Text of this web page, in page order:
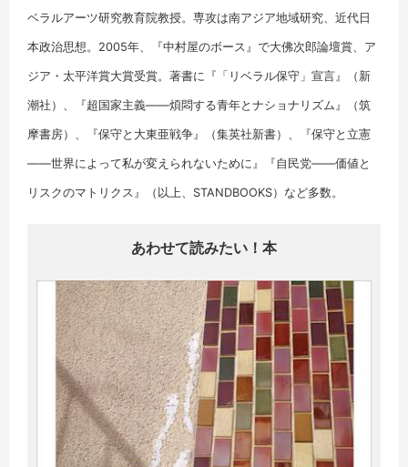
ベラルアーツ研究教育院教授。専攻は南アジア地域研究、近代日
本政治思想。2005年、『中村屋のボース』で大佛次郎論壇賞、ア
ジア・太平洋賞大賞受賞。著書に『「リベラル保守」宣言』（新
潮社）、『超国家主義――煩悶する青年とナショナリズム』（筑
摩書房）、『保守と大東亜戦争』（集英社新書）、『保守と立憲
――世界によって私が変えられないために』『自民党――価値と
リスクのマトリクス』（以上、STANDBOOKS）など多数。
あわせて読みたい！本